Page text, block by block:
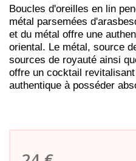
Boucles d'oreilles en lin
métal parsemées
et du métal offre une
oriental. Le métal, source
sources de royauté ainsi
offre un cocktail
authentique à posséder